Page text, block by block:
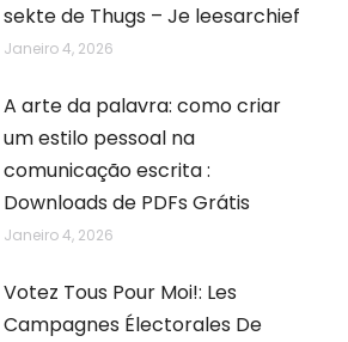
sekte de Thugs – Je leesarchief
Janeiro 4, 2026
A arte da palavra: como criar
um estilo pessoal na
comunicação escrita :
Downloads de PDFs Grátis
Janeiro 4, 2026
Votez Tous Pour Moi!: Les
Campagnes Électorales De